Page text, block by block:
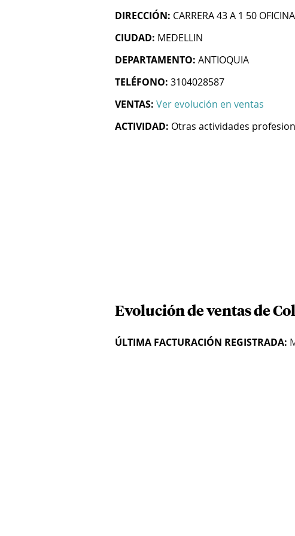
DIRECCIÓN: CARRERA 43 A 1 50
CIUDAD: MEDELLIN
DEPARTAMENTO: ANTIOQUIA
TELÉFONO: 3104028587
VENTAS: Ver evolución en ventas
ACTIVIDAD: Otras actividades
Evolución de ventas de
ÚLTIMA FACTURACIÓN REGISTRADA: